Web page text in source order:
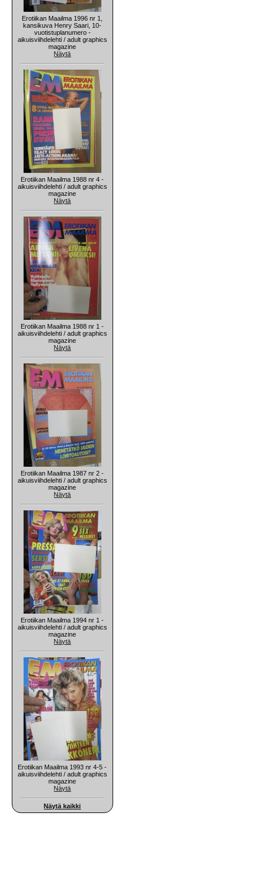
Erotiikan Maailma 1996 nr 1,
kansikuva Henry Saari, 10-
vuotistuplanumero -
aikuisviihdelehti / adult graphics
magazine
Näytä
Erotiikan Maailma 1988 nr 4 -
aikuisviihdelehti / adult graphics
magazine
Näytä
Erotiikan Maailma 1988 nr 1 -
aikuisviihdelehti / adult graphics
magazine
Näytä
Erotiikan Maailma 1987 nr 2 -
aikuisviihdelehti / adult graphics
magazine
Näytä
Erotiikan Maailma 1994 nr 1 -
aikuisviihdelehti / adult graphics
magazine
Näytä
Erotiikan Maailma 1993 nr 4-5 -
aikuisviihdelehti / adult graphics
magazine
Näytä
Näytä kaikki